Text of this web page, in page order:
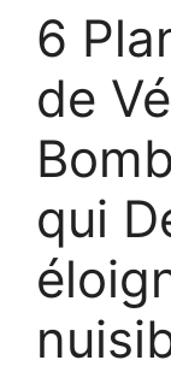
6
de
qui